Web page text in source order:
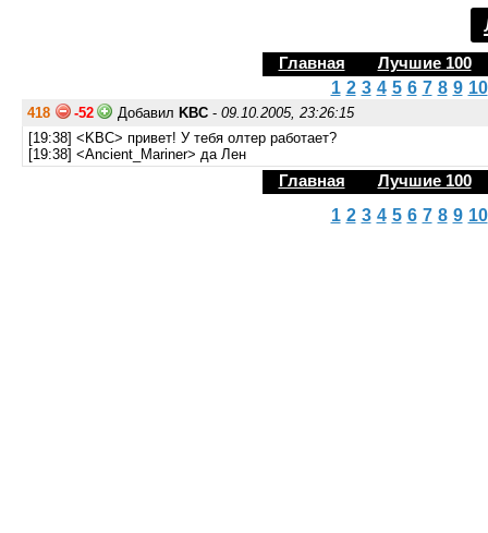
Главная Лучшие 100
1 2 3 4 5 6 7 8 9 10
418 -52 Добавил KBC - 09.10.2005, 23:26:15
[19:38] <KBC> привет! У тебя олтер работает?
[19:38] <Ancient_Mariner> да Лен
Главная Лучшие 100
1 2 3 4 5 6 7 8 9 10